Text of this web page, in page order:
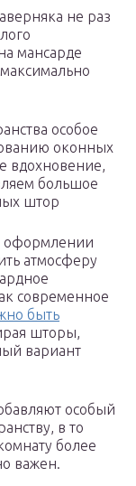
не раз
мансарде
особое
оконных
вдохновение,
большое
штор
оформлении
атмосферу
современное
быть
шторы,
вариант
особый
в то
более
важен.